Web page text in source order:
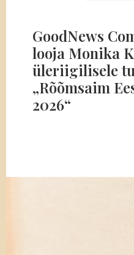
GoodNews
looja Monika
üleriigilisele
„Rõõmsaim
2026“